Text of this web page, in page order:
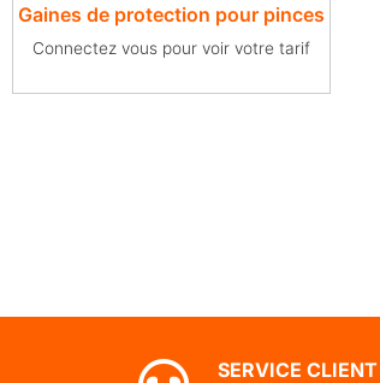
Gaines de protection pour pinces
Connectez vous pour voir votre tarif
SERVICE CLIENT